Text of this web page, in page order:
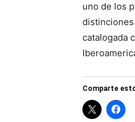
uno de los
catalogada
Comparte